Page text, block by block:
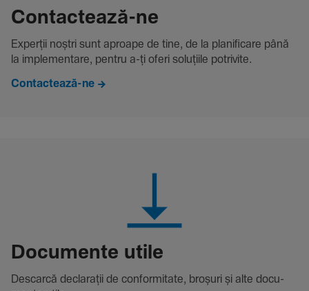
Contac­tează-ne
Experții noștri sunt aproape de tine, de la plani­fi­care până
la imple­men­tare, pentru a-ți oferi solu­țiile potri­vite.
Contactează-ne
Docu­mente utile
Descarcă decla­rații de conformitate, broșuri și alte docu­